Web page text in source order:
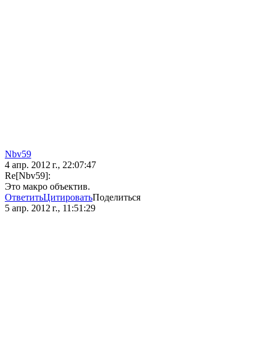
Nbv59
4 апр. 2012 г., 22:07:47
Re[Nbv59]:
Это макро объектив.
ОтветитьЦитироватьПоделиться
5 апр. 2012 г., 11:51:29